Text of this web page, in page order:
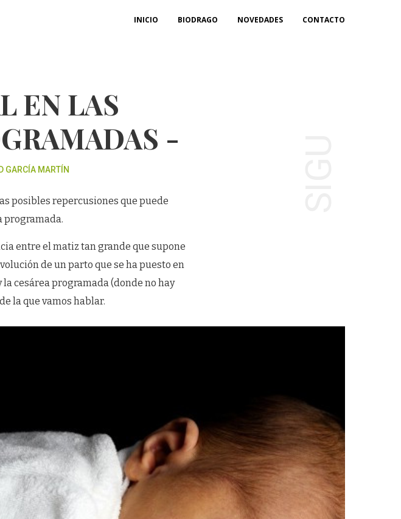
INICIO BIODRAGO NOVEDADES CONTACTO
EN LAS
-
GARCÍA MARTÍN
posibles repercusiones que puede
programada.
entre el matiz tan grande que supone
de un parto que se ha puesto en
cesárea programada (donde no hay
la que vamos hablar.